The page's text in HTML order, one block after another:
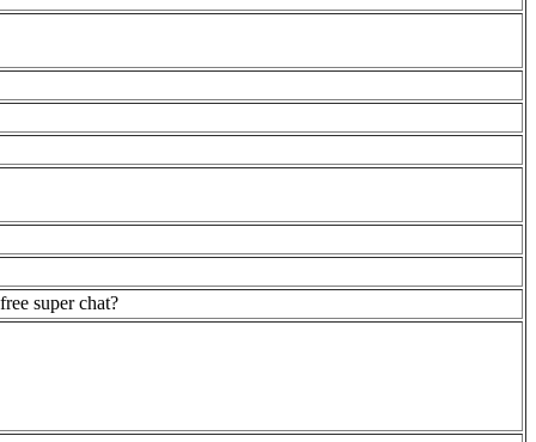
super chat?